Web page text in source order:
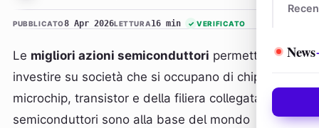
News
PUBBLICATO8 Apr 2026LETTURA16 min ✓ VERIFICATO
Le migliori azioni semiconduttori permettono di
investire su società che si occupano di chip,
microchip, transistor e della filiera collegata. I
semiconduttori sono alla base del mondo